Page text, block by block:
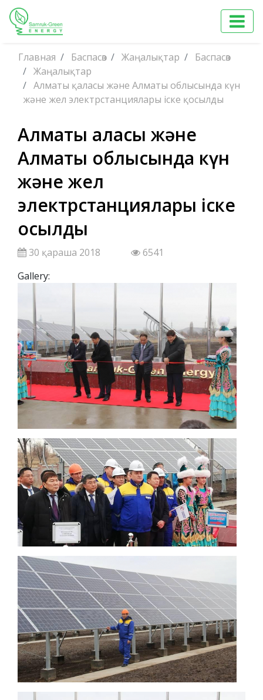
Главная Баспасөз Жаңалықтар
Баспасөз
Жаңалықтар
Алматы қаласы және Алматы облысында күн
және жел электрстанциялары іске қосылды
Алматы қаласы және
Алматы облысында күн
және жел
электрстанциялары іске
қосылды
30 қараша 2018
6541
Gallery: